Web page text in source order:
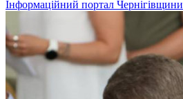
Інформаційний портал Чернігівщини